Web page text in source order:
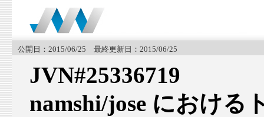
公開日：2015/06/25 最終更新日：2015/06/25
JVN#25336719
namshi/jose における